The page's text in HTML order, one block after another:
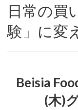
日常の買
験」に変
Beisia
(木)